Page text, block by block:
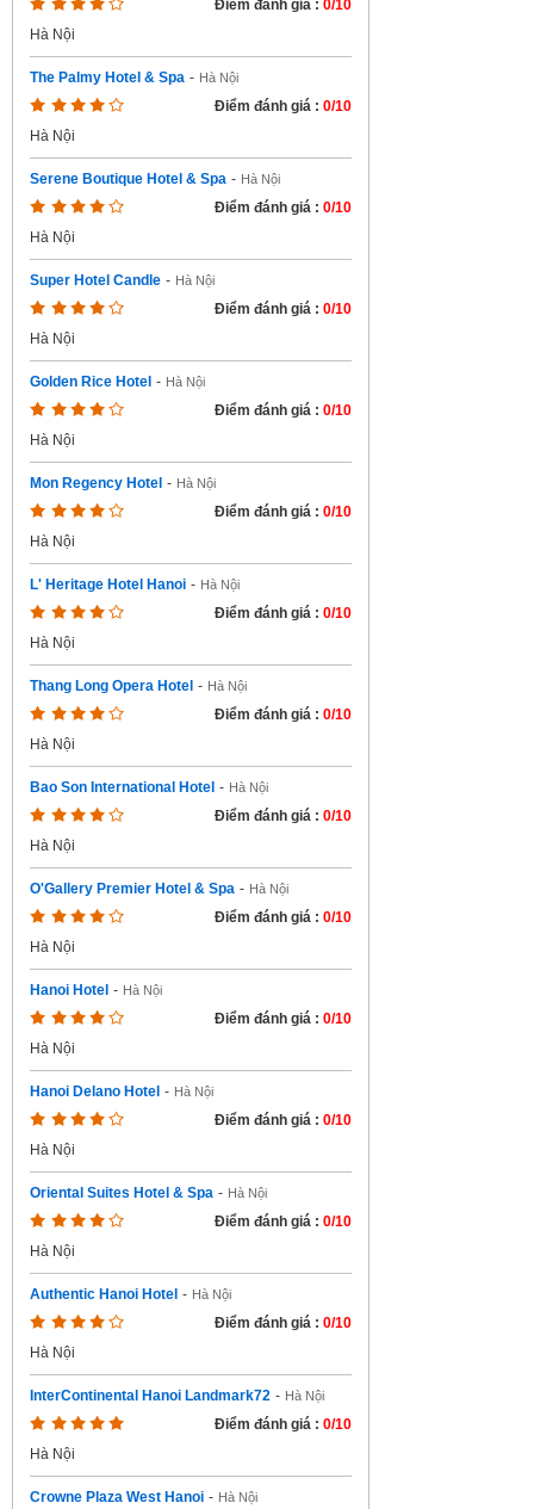
Điểm đánh giá : 0/10
Hà Nội
The Palmy Hotel & Spa - Hà Nội
Điểm đánh giá : 0/10
Hà Nội
Serene Boutique Hotel & Spa - Hà Nội
Điểm đánh giá : 0/10
Hà Nội
Super Hotel Candle - Hà Nội
Điểm đánh giá : 0/10
Hà Nội
Golden Rice Hotel - Hà Nội
Điểm đánh giá : 0/10
Hà Nội
Mon Regency Hotel - Hà Nội
Điểm đánh giá : 0/10
Hà Nội
L' Heritage Hotel Hanoi - Hà Nội
Điểm đánh giá : 0/10
Hà Nội
Thang Long Opera Hotel - Hà Nội
Điểm đánh giá : 0/10
Hà Nội
Bao Son International Hotel - Hà Nội
Điểm đánh giá : 0/10
Hà Nội
O'Gallery Premier Hotel & Spa - Hà Nội
Điểm đánh giá : 0/10
Hà Nội
Hanoi Hotel - Hà Nội
Điểm đánh giá : 0/10
Hà Nội
Hanoi Delano Hotel - Hà Nội
Điểm đánh giá : 0/10
Hà Nội
Oriental Suites Hotel & Spa - Hà Nội
Điểm đánh giá : 0/10
Hà Nội
Authentic Hanoi Hotel - Hà Nội
Điểm đánh giá : 0/10
Hà Nội
InterContinental Hanoi Landmark72 - Hà Nội
Điểm đánh giá : 0/10
Hà Nội
Crowne Plaza West Hanoi - Hà Nội